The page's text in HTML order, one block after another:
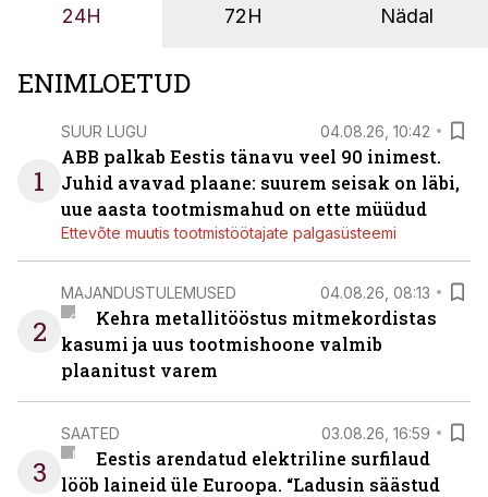
24H 72H Nädal
ENIMLOETUD
1
SUUR LUGU 04.08.26, 10:42
ABB palkab Eestis tänavu veel 90 inimest.
Juhid avavad plaane: suurem seisak on läbi,
uue aasta tootmismahud on ette müüdud
Ettevõte muutis tootmistöötajate palgasüsteemi
2
MAJANDUSTULEMUSED 04.08.26, 08:13
Kehra metallitööstus mitmekordistas
kasumi ja uus tootmishoone valmib
plaanitust varem
3
SAATED 03.08.26, 16:59
Eestis arendatud elektriline surfilaud
lööb laineid üle Euroopa. “Ladusin säästud